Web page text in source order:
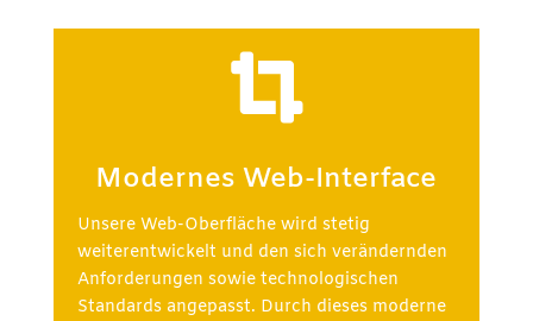

Modernes Web-Interface
Unsere Web-Oberfläche wird stetig
weiterentwickelt und den sich verändernden
Anforderungen sowie technologischen
Standards angepasst. Durch dieses moderne